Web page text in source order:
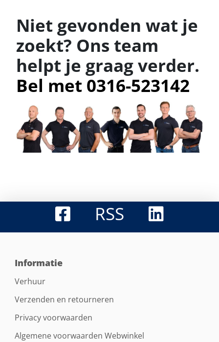
Niet gevonden wat je
zoekt? Ons team
helpt je graag verder.
Bel met 0316-523142
RSS
Informatie
Verhuur
Verzenden en retourneren
Privacy voorwaarden
Algemene voorwaarden Webwinkel